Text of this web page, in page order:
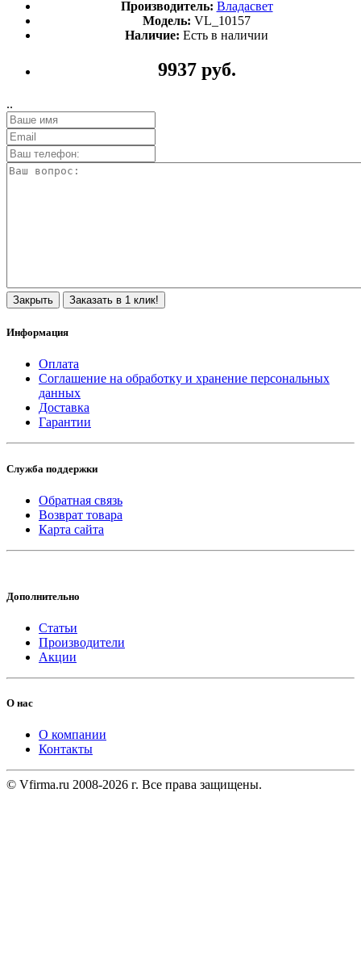
Производитель: Владасвет
Модель: VL_10157
Наличие: Есть в наличии
9937 руб.
..
Закрыть Заказать в 1 клик!
Информация
Оплата
Соглашение на обработку и хранение персональных
данных
Доставка
Гарантии
Служба поддержки
Обратная связь
Возврат товара
Карта сайта
Дополнительно
Статьи
Производители
Акции
О нас
О компании
Контакты
© Vfirma.ru 2008-2026 г. Все права защищены.